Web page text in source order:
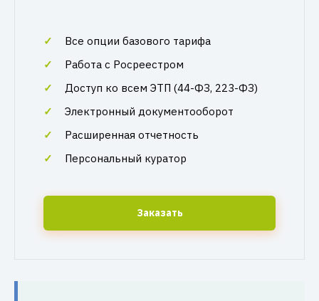
Все опции базового тарифа
Работа с Росреестром
Доступ ко всем ЭТП (44-ФЗ, 223-ФЗ)
Электронный документооборот
Расширенная отчетность
Персональный куратор
Заказать